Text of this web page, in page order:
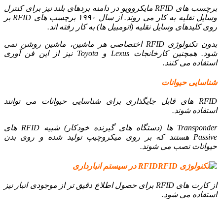
برچسب های RFID مایکروویو در دامنه بردهای بلند نیز برای کنترل
وسایل نقلیه به کار می روند. از سال ۱۹۹۰ برچسب های RFID بر
روی کلیدهای وسایل نقلیه (اتومبیل ها) به کار رفته اند.
بدون تکنولوژی RFID اختصاصی هر ماشین، ماشین روشن نمی
شود. همچنین کارخانجات Lexus و Toyota نیز از این فن آوری
استفاده می کنند.
شناسایی حیوانات
RFID های قابل جایگذاری برای شناسایی حیوانات می توانند
استفاده شوند.
Transponder ها (دستگاه های گیرنده خودکار) شبیه RFID های
Passive هستند که بر روی میکروچیپ تولید شده و روی بدن
حیوانات نصب می شوند.
RFID در سیستم انبارداری
از کارت های RFID برای حصول اطلاع دقیق تر از موجودی انبار نیز
استفاده می شود.